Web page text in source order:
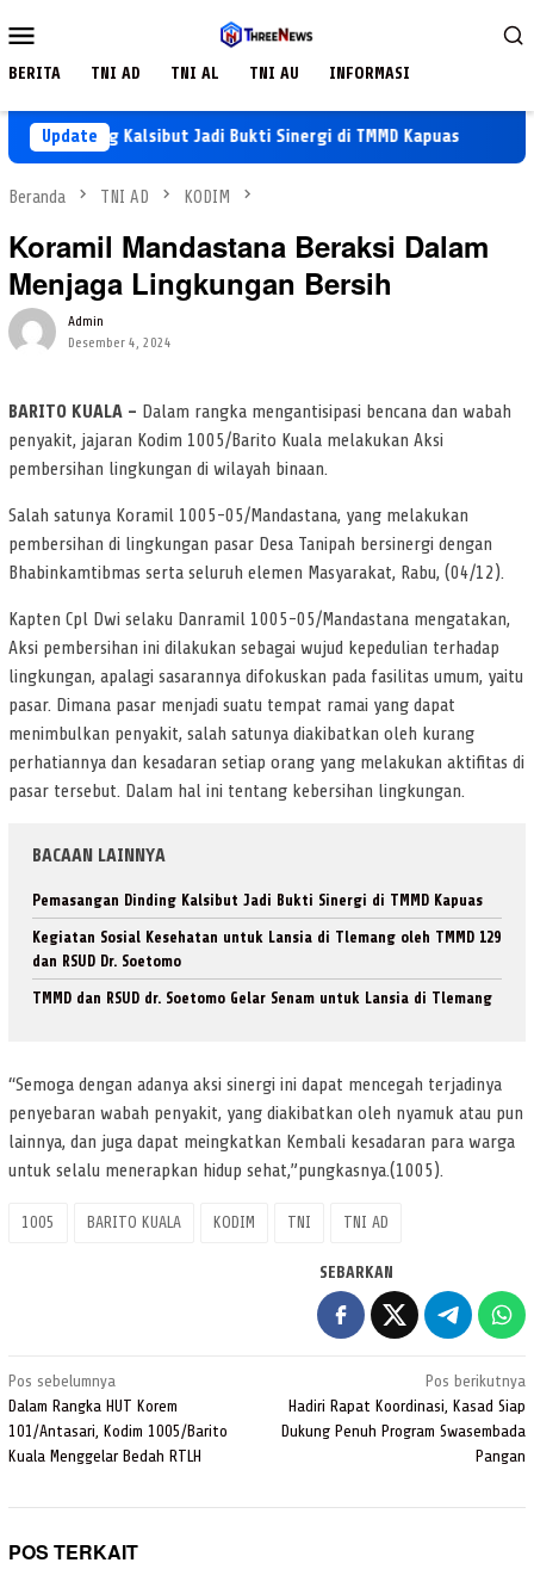
ke
Mobile
BERITA TNI AD TNI AL TNI AU INFORMASI
Update
Dinding Kalsibut Jadi Bukti Sinergi di TMMD Kapuas
Beranda TNI AD KODIM
Koramil Mandastana Beraksi Dalam
Menjaga Lingkungan Bersih
Admin
Desember 4, 2024
BARITO KUALA – Dalam rangka mengantisipasi bencana dan wabah
penyakit, jajaran Kodim 1005/Barito Kuala melakukan Aksi
pembersihan lingkungan di wilayah binaan.
Salah satunya Koramil 1005-05/Mandastana, yang melakukan
pembersihan di lingkungan pasar Desa Tanipah bersinergi dengan
Bhabinkamtibmas serta seluruh elemen Masyarakat, Rabu, (04/12).
Kapten Cpl Dwi selaku Danramil 1005-05/Mandastana mengatakan,
Aksi pembersihan ini dilakukan sebagai wujud kepedulian terhadap
lingkungan, apalagi sasarannya difokuskan pada fasilitas umum, yaitu
pasar. Dimana pasar menjadi suatu tempat ramai yang dapat
menimbulkan penyakit, salah satunya diakibatkan oleh kurang
perhatiannya dan kesadaran setiap orang yang melakukan aktifitas di
pasar tersebut. Dalam hal ini tentang kebersihan lingkungan.
BACAAN LAINNYA
Pemasangan Dinding Kalsibut Jadi Bukti Sinergi di TMMD Kapuas
Kegiatan Sosial Kesehatan untuk Lansia di Tlemang oleh TMMD 129
dan RSUD Dr. Soetomo
TMMD dan RSUD dr. Soetomo Gelar Senam untuk Lansia di Tlemang
“Semoga dengan adanya aksi sinergi ini dapat mencegah terjadinya
penyebaran wabah penyakit, yang diakibatkan oleh nyamuk atau pun
lainnya, dan juga dapat meingkatkan Kembali kesadaran para warga
untuk selalu menerapkan hidup sehat,”pungkasnya.(1005).
1005 BARITO KUALA KODIM TNI TNI AD
SEBARKAN
Navigasi
pos
Pos sebelumnya
Dalam Rangka HUT Korem
101/Antasari, Kodim 1005/Barito
Kuala Menggelar Bedah RTLH
Pos berikutnya
Hadiri Rapat Koordinasi, Kasad Siap
Dukung Penuh Program Swasembada
Pangan
POS TERKAIT